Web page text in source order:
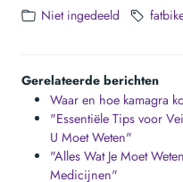
Niet ingedeeld
Gerelateerde berichten
Waar en hoe kamagra
"Essentiële Tips voor
U Moet Weten"
"Alles Wat Je Moet
Medicijnen"